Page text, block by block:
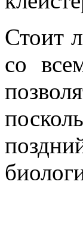
Стоит
со